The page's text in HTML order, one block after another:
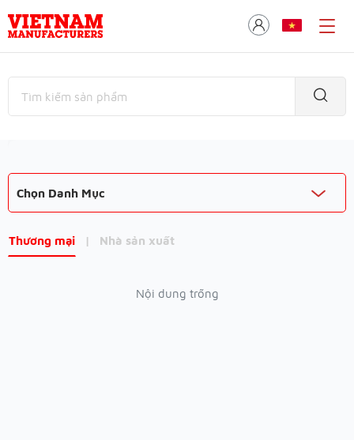
Chọn Danh Mục
Thương mại | Nhà sản xuất
Nội dung trống